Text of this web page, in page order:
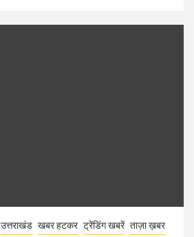
उत्तराखंड खबर हटकर ट्रेंडिंग खबरें ताज़ा ख़बर